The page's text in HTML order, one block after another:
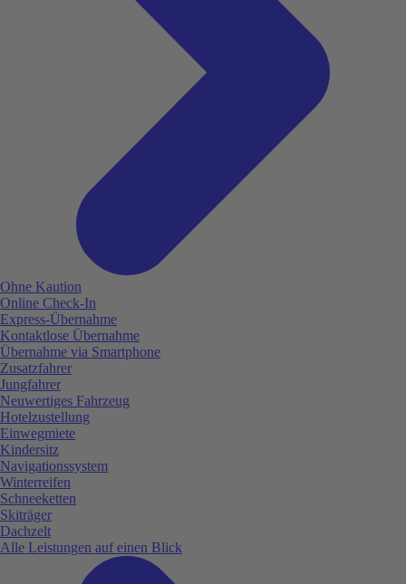
Ohne Kaution
Online Check-In
Express-Übernahme
Kontaktlose Übernahme
Übernahme via Smartphone
Zusatzfahrer
Jungfahrer
Neuwertiges Fahrzeug
Hotelzustellung
Einwegmiete
Kindersitz
Navigationssystem
Winterreifen
Schneeketten
Skiträger
Dachzelt
Alle Leistungen auf einen Blick